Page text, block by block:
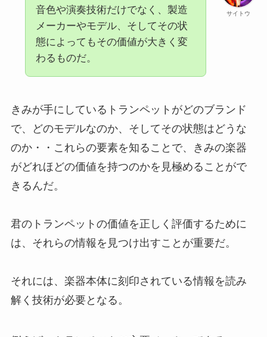
サイトウ
音色や演奏技術だけでなく、製造
メーカーやモデル、そしてその状
態によってもその価値が大きく変
わるものだ。
きみが手にしているトランペットがどのブランド
で、どのモデルなのか、そしてその状態はどうな
のか・・これらの要素を知ることで、きみの楽器
がどれほどの価値を持つのかを見極めることがで
きるんだ。
君のトランペットの価値を正しく評価するために
は、それらの情報を見つけ出すことが重要だ。
それには、楽器本体に刻印されている情報を読み
解く技術が必要となる。